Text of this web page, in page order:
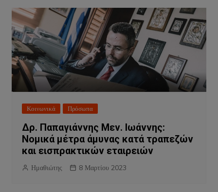
Κοινωνικά Πρόσωπα
Δρ. Παπαγιάννης Μεν. Ιωάννης:
Νομικά μέτρα άμυνας κατά τραπεζών
και εισπρακτικών εταιρειών
Ημαθιώτης 8 Μαρτίου 2023